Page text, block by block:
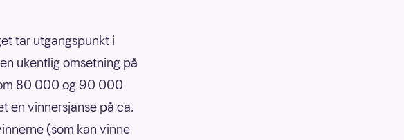
tar utgangspunkt i
ukentlig omsetning på
80 000 og 90 000
en vinnersjanse på ca.
(som kan vinne